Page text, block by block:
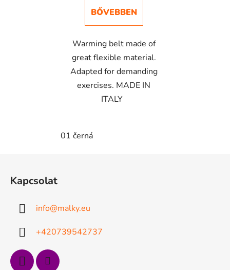
BŐVEBBEN
Warming belt made of
great flexible material.
Adapted for demanding
exercises. MADE IN
ITALY
01 černá
Kapcsolat
info@malky.eu
+420739542737